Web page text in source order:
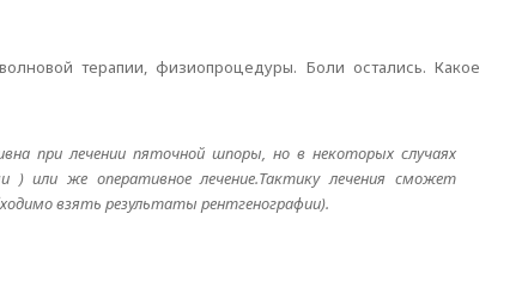
терапии, физиопроцедуры. Боли остались. Какое
при лечении пяточной шпоры, но в некоторых случаях
) или же оперативное лечение.Тактику лечения сможет
взять результаты рентгенографии).